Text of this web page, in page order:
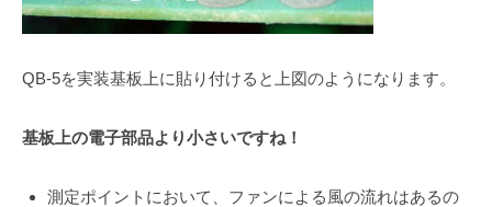
QB-5を実装基板上に貼り付けると上図のようになります。
基板上の電子部品より小さいですね！
測定ポイントにおいて、ファンによる風の流れはあるの